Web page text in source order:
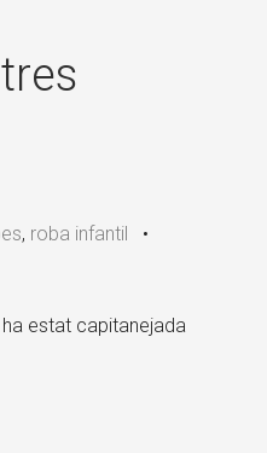
, roba infantil •
estat capitanejada